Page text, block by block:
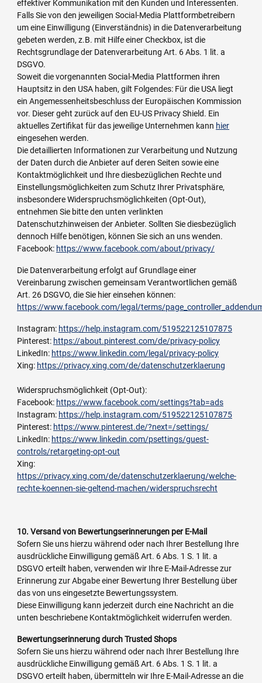
effektiver Kommunikation mit den Kunden und Interessenten.
Falls Sie von den jeweiligen Social-Media Plattformbetreibern
um eine Einwilligung (Einverständnis) in die Datenverarbeitung
gebeten werden, z.B. mit Hilfe einer Checkbox, ist die
Rechtsgrundlage der Datenverarbeitung Art. 6 Abs. 1 lit. a
DSGVO.
Soweit die vorgenannten Social-Media Plattformen ihren
Hauptsitz in den USA haben, gilt Folgendes: Für die USA liegt
ein Angemessenheitsbeschluss der Europäischen Kommission
vor. Dieser geht zurück auf den EU-US Privacy Shield. Ein
aktuelles Zertifikat für das jeweilige Unternehmen kann hier
eingesehen werden.
Die detaillierten Informationen zur Verarbeitung und Nutzung
der Daten durch die Anbieter auf deren Seiten sowie eine
Kontaktmöglichkeit und Ihre diesbezüglichen Rechte und
Einstellungsmöglichkeiten zum Schutz Ihrer Privatsphäre,
insbesondere Widerspruchsmöglichkeiten (Opt-Out),
entnehmen Sie bitte den unten verlinkten
Datenschutzhinweisen der Anbieter. Sollten Sie diesbezüglich
dennoch Hilfe benötigen, können Sie sich an uns wenden.
Facebook: https://www.facebook.com/about/privacy/
Die Datenverarbeitung erfolgt auf Grundlage einer
Vereinbarung zwischen gemeinsam Verantwortlichen gemäß
Art. 26 DSGVO, die Sie hier einsehen können:
https://www.facebook.com/legal/terms/
Instagram: https://help.instagram.com/519522125107875
Pinterest: https://about.pinterest.com/de/privacy-policy
LinkedIn: https://www.linkedin.com/legal/privacy-policy
Xing: https://privacy.xing.com/de/datenschutzerklaerung
Widerspruchsmöglichkeit (Opt-Out):
Facebook: https://www.facebook.com/settings?tab=ads
Instagram: https://help.instagram.com/519522125107875
Pinterest: https://www.pinterest.de/?next=/settings/
LinkedIn: https://www.linkedin.com/psettings/guest-
controls/retargeting-opt-out
Xing:
https://privacy.xing.com/de/datenschutzerklaerung/welche-
rechte-koennen-sie-geltend-machen/widerspruchsrecht
10. Versand von Bewertungserinnerungen per E-Mail
Sofern Sie uns hierzu während oder nach Ihrer Bestellung Ihre
ausdrückliche Einwilligung gemäß Art. 6 Abs. 1 S. 1 lit. a
DSGVO erteilt haben, verwenden wir Ihre E-Mail-Adresse zur
Erinnerung zur Abgabe einer Bewertung Ihrer Bestellung über
das von uns eingesetzte Bewertungssystem.
Diese Einwilligung kann jederzeit durch eine Nachricht an die
unten beschriebene Kontaktmöglichkeit widerrufen werden.
Bewertungserinnerung durch Trusted Shops
Sofern Sie uns hierzu während oder nach Ihrer Bestellung Ihre
ausdrückliche Einwilligung gemäß Art. 6 Abs. 1 S. 1 lit. a
DSGVO erteilt haben, übermitteln wir Ihre E-Mail-Adresse an die